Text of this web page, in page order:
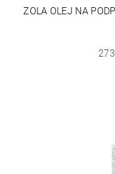
ZOLA OLEJ NA